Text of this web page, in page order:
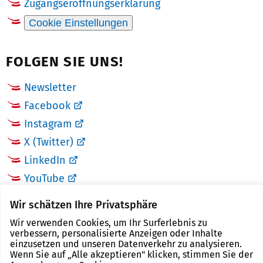
Wir schätzen Ihre Privatsphäre
Wir verwenden Cookies, um Ihr Surferlebnis zu
verbessern, personalisierte Anzeigen oder Inhalte
einzusetzen und unseren Datenverkehr zu analysieren.
Wenn Sie auf „Alle akzeptieren" klicken, stimmen Sie der
Zugangseröffnungserklärung
Cookie Einstellungen
FOLGEN SIE UNS!
Newsletter
Facebook
Instagram
X (Twitter)
LinkedIn
YouTube
LINKS
Landkreis Zwickau
Tourismusregion Zwickau